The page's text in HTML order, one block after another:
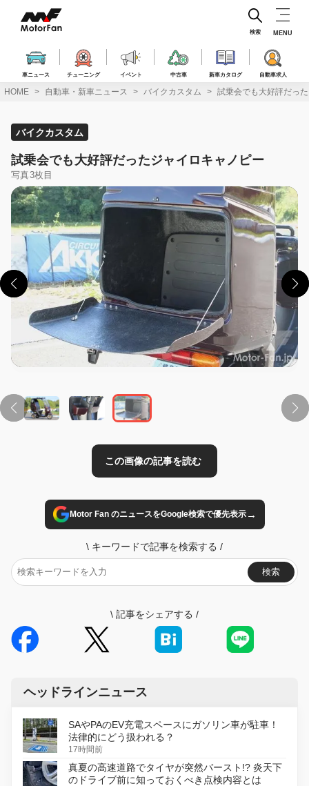
ス
車ニュース チューニング イベント 中古車 新車カタログ 自動車求人
検索 MENU
HOME 自動車・新車ニュース バイクカスタム 試乗会でも大好評だっ
バイクカスタム
試乗会でも大好評だったジャイロキャノピー
写真3枚目
Motor Fan のニュースをGoogle検索で優先表示→
\ キーワードで記事を検索する /
検索
\ 記事をシェアする /
ヘッドラインニュース
SAやPAのEV充電スペースにガソリン車が駐車！
法律的にどう扱われる？
17時間前
真夏の高速道路でタイヤが突然バースト!? 炎天下
のドライブ前に知っておくべき点検内容とは